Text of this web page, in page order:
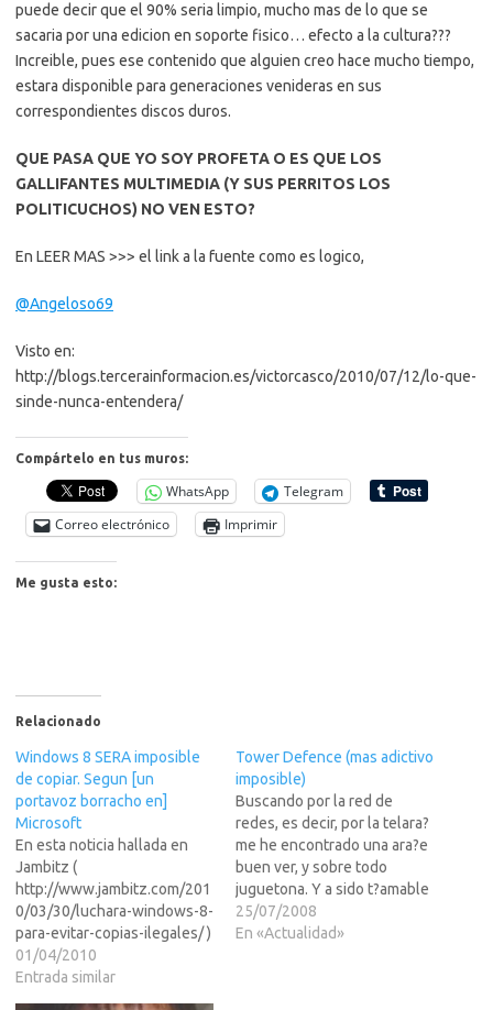
puede decir que el 90% seria limpio, mucho mas de lo que se
sacaria por una edicion en soporte fisico… efecto a la cultura???
Increible, pues ese contenido que alguien creo hace mucho tiempo,
estara disponible para generaciones venideras en sus
correspondientes discos duros.
QUE PASA QUE YO SOY PROFETA O ES QUE LOS
GALLIFANTES MULTIMEDIA (Y SUS PERRITOS LOS
POLITICUCHOS) NO VEN ESTO?
En LEER MAS >>> el link a la fuente como es logico,
@Angeloso69
Visto en:
http://blogs.tercerainformacion.es/victorcasco/2010/07/12/lo-que-
sinde-nunca-entendera/
Compártelo en tus muros:
WhatsApp
Telegram
Correo electrónico
Imprimir
Me gusta esto:
Relacionado
Windows 8 SERA imposible
de copiar. Segun [un
portavoz borracho en]
Microsoft
En esta noticia hallada en
Jambitz (
http://www.jambitz.com/201
0/03/30/luchara-windows-8-
para-evitar-copias-ilegales/ )
nos encontramos que los de
Microsoft no adelantan nada
01/04/2010
Entrada similar
Tower Defence (mas adictivo
imposible)
Buscando por la red de
redes, es decir, por la telara?
me he encontrado una ara?e
buen ver, y sobre todo
juguetona. Y a sido t?amable
esta buena ara?ue me a
mostrado un juego a mi
25/07/2008
En «Actualidad»